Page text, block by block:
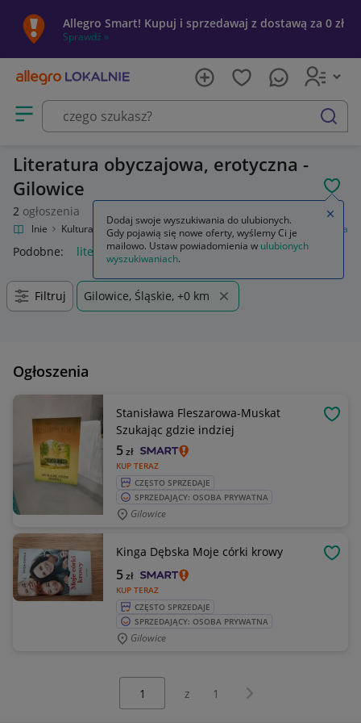
Allegro Smart! Kupuj i sprzedawaj z dostawą za 0 zł
Sprawdź »
Otwórz menu z kategoriami
szukaj
Literatura obyczajowa, erotyczna -
Gilowice
2 ogłoszenia
Lokalnie Kultura i rozrywka Książki Literatura obyczajowa, erotyczna
Podobne: literatura obyczajowa erotyczna
Filtruj Gilowice, Śląskie, +0 km
Ogłoszenia
Stanisława Fleszarowa-Muskat
Szukając gdzie indziej
KUP TERAZ
5zł
CZĘSTO SPRZEDAJE
SPRZEDAJĄCY: OSOBA PRYWATNA
Gilowice
Kinga Dębska Moje córki krowy
KUP TERAZ
5zł
CZĘSTO SPRZEDAJE
SPRZEDAJĄCY: OSOBA PRYWATNA
Gilowice
z 1 Następna strona
Dodaj swoje wyszukiwania do ulubionych.
Gdy pojawią się nowe oferty, wyślemy Ci je
mailowo. Ustaw powiadomienia w ulubionych
wyszukiwaniach.